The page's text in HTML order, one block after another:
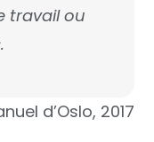
travail ou
d’Oslo, 2017